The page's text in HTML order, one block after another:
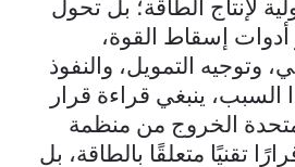
لإنتاج الطاقة؛ بل تحول
أدوات إسقاط القوة،
وتوجيه التمويل، والنفوذ
السبب، ينبغي قراءة قرار
الخروج من منظمة
تقنيًا متعلقًا بالطاقة، بل